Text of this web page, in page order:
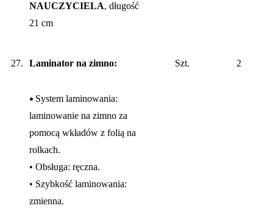
NAUCZYCIELA, długość
21 cm
27. Laminator na zimno:
• System laminowania:
laminowanie na zimno za
pomocą wkładów z folią na
rolkach.
• Obsługa: ręczna.
• Szybkość laminowania:
zmienna.
Szt. 2